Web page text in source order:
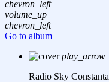
chevron_left
volume_up
chevron_left
Go to album
play_arrow
Radio Sky Constanta